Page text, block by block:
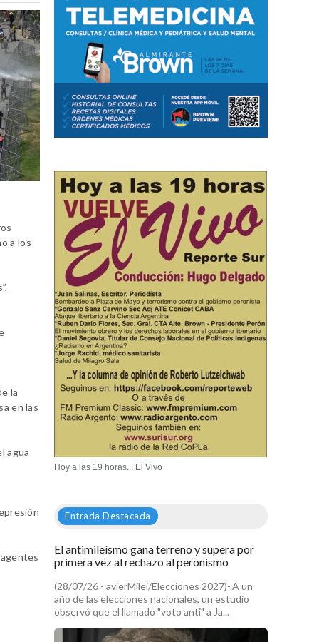
a los
la
en las
agua
Hoy a las 19 horas... El Vivo
Entrada Destacada
El antimileísmo gana terreno y supera por
primera vez al rechazo al peronismo
(28/07/26 - avierMilei/Elecciones 2027)-.A un
año de las elecciones nacionales, un estudio
observó que el llamado "voto anti" a Ja...